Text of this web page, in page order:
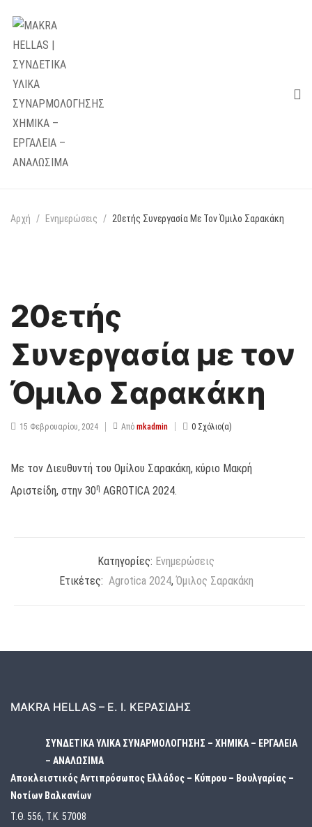
Αρχή Ενημερώσεις 20ετής Συνεργασία Με Τον Όμιλο Σαρακάκη
20ετής
Συνεργασία με τον
Όμιλο Σαρακάκη
15 Φεβρουαρίου, 2024 Από mkadmin 0 Σχόλιο(α)
Με τον Διευθυντή του Ομίλου Σαρακάκη, κύριο Μακρή
Αριστείδη, στην 30η AGROTICA 2024.
Κατηγορίες: Ενημερώσεις
Ετικέτες: Agrotica 2024,Όμιλος Σαρακάκη
MAKRA HELLAS – Ε. Ι. ΚΕΡΑΣΙΔΗΣ
ΣΥΝΔΕΤΙΚΑ ΥΛΙΚΑ ΣΥΝΑΡΜΟΛΟΓΗΣΗΣ – ΧΗΜΙΚΑ – ΕΡΓΑΛΕΙΑ
– ΑΝΑΛΩΣΙΜΑ
Αποκλειστικός Αντιπρόσωπος Ελλάδος – Κύπρου – Βουλγαρίας –
Νοτίων Βαλκανίων
Τ.Θ. 556, Τ.Κ. 57008